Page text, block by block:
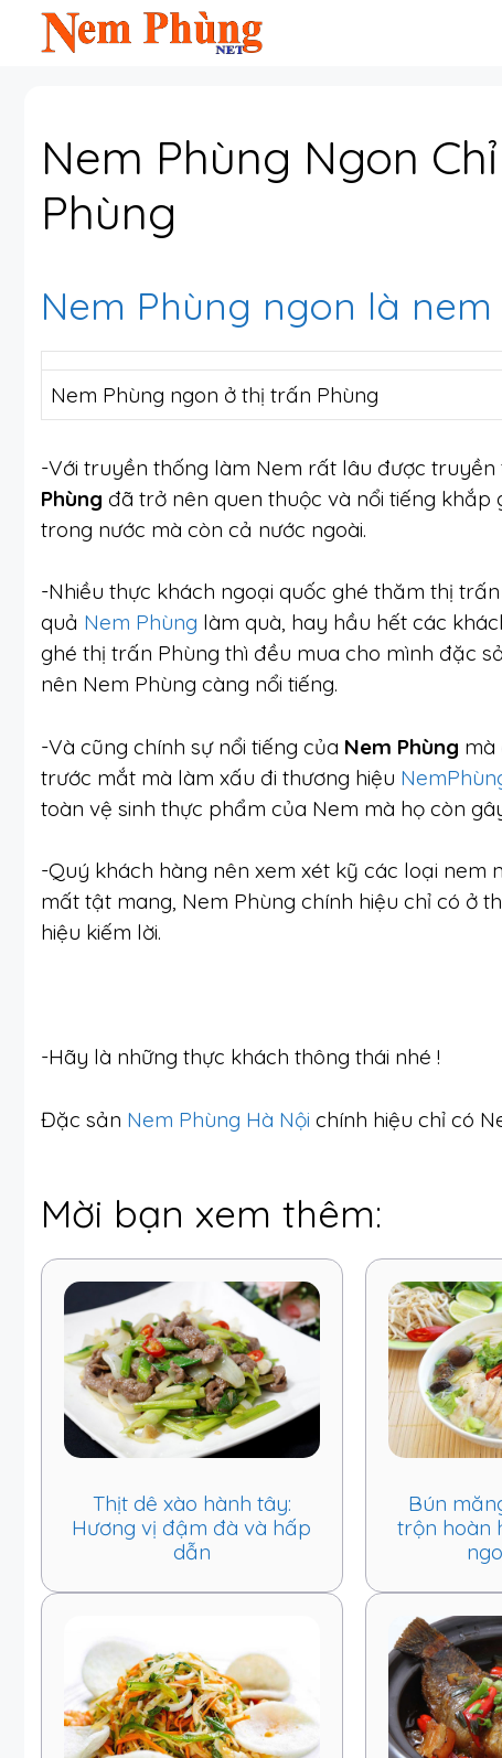
Chuyển
Nem Phùng Ngon
Phùng
Nem Phùng ngon là
Nem Phùng ngon ở thị trấn Phùng
-Với truyền thống làm Nem rất lâu được
Phùng đã trở nên quen thuộc và nổi tiếng khắp
trong nước mà còn cả nước ngoài.
-Nhiều thực khách ngoại quốc ghé thăm thị trấn
quả Nem Phùng làm quà, hay hầu hết các
ghé thị trấn Phùng thì đều mua cho mình đặc
nên Nem Phùng càng nổi tiếng.
-Và cũng chính sự nổi tiếng của Nem Phùng mà
trước mắt mà làm xấu đi thương hiệu
toàn vệ sinh thực phẩm của Nem mà họ còn
-Quý khách hàng nên xem xét kỹ các loại nem
mất tật mang, Nem Phùng chính hiệu chỉ có ở
hiệu kiếm lời.
-Hãy là những thực khách thông thái nhé !
Đặc sản Nem Phùng Hà Nội chính hiệu chỉ có
Mời bạn xem thêm:
Thịt dê xào hành tây:
Hương vị đậm đà và hấp
dẫn
Bún
trộn hoàn